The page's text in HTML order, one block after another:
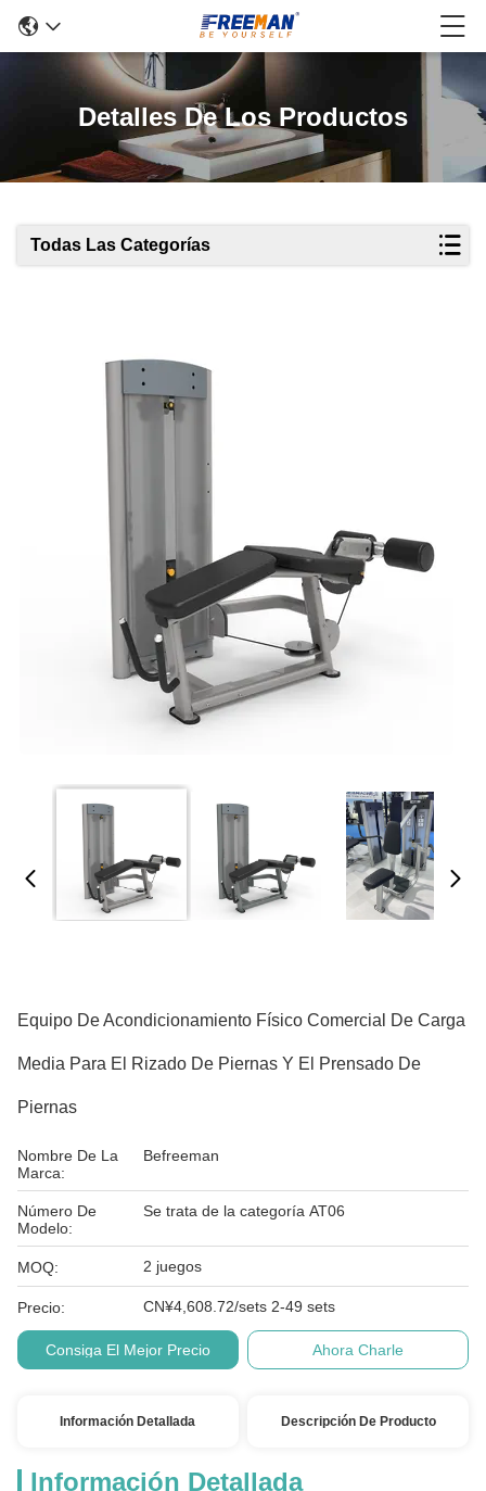
Detalles De Los Productos
Todas Las Categorías
Equipo De Acondicionamiento Físico Comercial De Carga
Media Para El Rizado De Piernas Y El Prensado De
Piernas
Nombre De La
Marca:
Befreeman
Número De
Modelo:
Se trata de la categoría AT06
MOQ: 2 juegos
Precio: CN¥4,608.72/sets 2-49 sets
Consiga El Mejor Precio Ahora Charle
Información Detallada Descripción De Producto
Información Detallada